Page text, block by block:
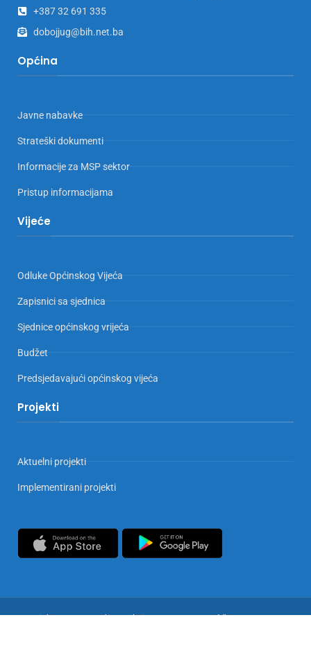
+387 32 691 335
dobojjug@bih.net.ba
Općina
Javne nabavke
Strateški dokumenti
Informacije za MSP sektor
Pristup informacijama
Vijeće
Odluke Općinskog Vijeća
Zapisnici sa sjednica
Sjednice općinskog vrijeća
Budžet
Predsjedavajući općinskog vijeća
Projekti
Aktuelni projekti
Implementirani projekti
Copyrights © 2025 Općina Doboj Jug. Sva prava zadržana